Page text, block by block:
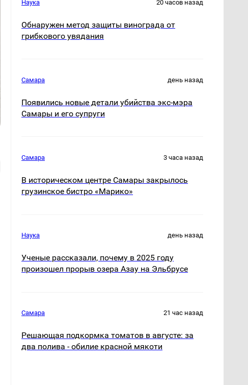
Наука 20 часов назад
Обнаружен метод защиты винограда от
грибкового увядания
Самара день назад
Появились новые детали убийства экс-мэра
Самары и его супруги
Самара 3 часа назад
В историческом центре Самары закрылось
грузинское бистро «Марико»
Наука день назад
Ученые рассказали, почему в 2025 году
произошел прорыв озера Азау на Эльбрусе
Самара 21 час назад
Решающая подкормка томатов в августе: за
два полива - обилие красной мякоти